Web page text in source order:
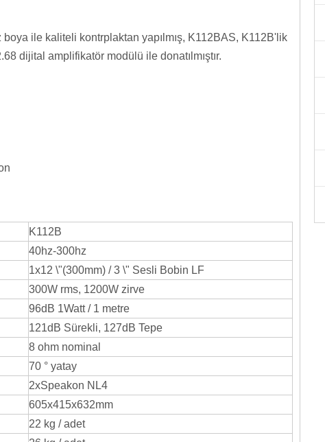
ile kaliteli kontrplaktan yapılmış, K112BAS, K112B'lik
dijital amplifikatör modülü ile donatılmıştır.
K112B
40hz-300hz
1x12 \"(300mm) / 3 \" Sesli Bobin LF
300W rms, 1200W zirve
96dB 1Watt / 1 metre
121dB Sürekli, 127dB Tepe
8 ohm nominal
70 ° yatay
2xSpeakon NL4
605x415x632mm
22 kg / adet